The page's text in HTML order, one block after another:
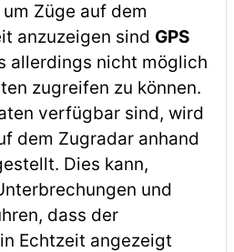
Züge auf dem
anzuzeigen sind GPS
allerdings nicht möglich
zugreifen zu können.
verfügbar sind, wird
dem Zugradar anhand
Dies kann,
und
dass der
Echtzeit angezeigt